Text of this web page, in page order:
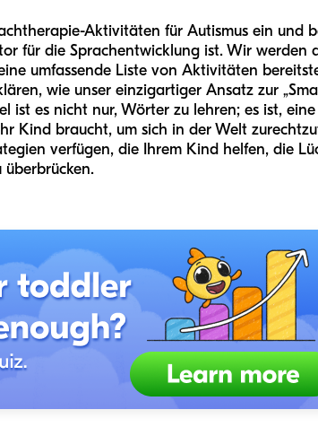
Aktivitäten für Autismus ein und
für die Sprachentwicklung ist. Wir werden
umfassende Liste von Aktivitäten
wie unser einzigartiger Ansatz zur
ist es nicht nur, Wörter zu lehren; es ist,
Kind braucht, um sich in der Welt
verfügen, die Ihrem Kind helfen, die
überbrücken.